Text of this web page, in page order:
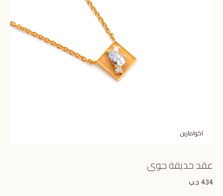
اكوامارين
عقد حديقة جوى
434 د.ب